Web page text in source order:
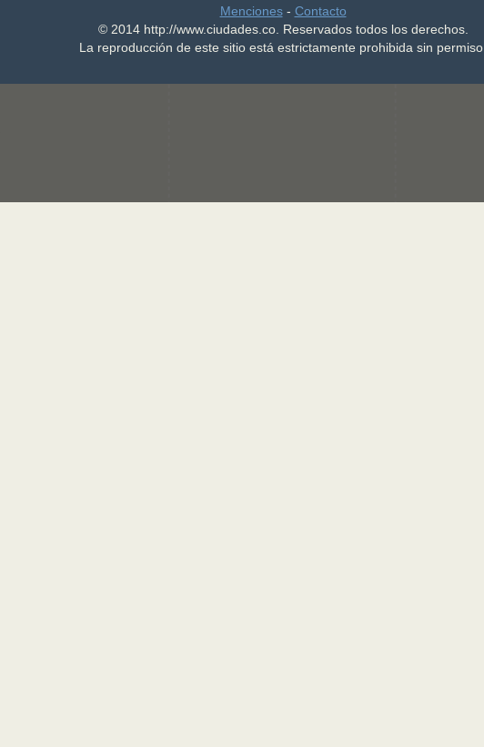
Menciones- Contacto
© 2014 http://www.ciudades.co. Reservados todos los derechos.
La reproducción de este sitio está estrictamente prohibida sin permiso.